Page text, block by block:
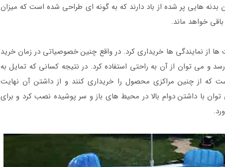
بدنه هایی پر شده از باد دارند که به گونه ای طراحی شده است که میزان
خواهد ماند.
از نمایندگی ها خریداری کرد. در واقع چنین خصوصیاتی در زمان خرید
و می توان از آن به راحتی استفاده کرد. در نتیجه کسانی که تمایل به
که از چنین مراکزی محصول را خریداری کنند و از داشتن آن نهایت
توان با داشتن دوام بالا در محیط های باز و سر پوشیده نصب کرد و برای